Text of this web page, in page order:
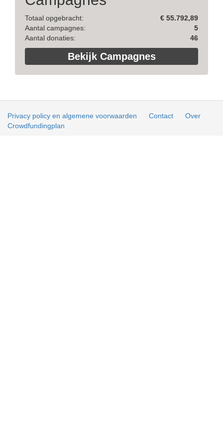
Totaal opgebracht:
€ 55.792,89
Aantal campagnes:
5
Aantal donaties:
46
Bekijk Campagnes
Privacy policy en algemene voorwaarden Contact
Over
Crowdfundingplan